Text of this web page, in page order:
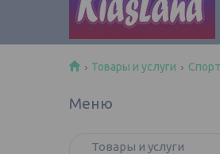
Товары и услуги
Товары и услуги